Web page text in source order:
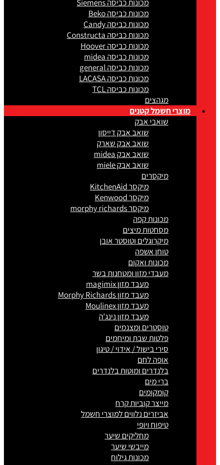
מכונות כביסה Siemens
מכונות כביסה Beko
מכונות כביסה Candy
מכונות כביסה Constructa
מכונות כביסה Hoover
מכונות כביסה midea
מכונות כביסה general
מכונות כביסה LACASA
מכונות כביסה TCL
מגהצים
מוצרי חשמל קטנים
שואבי אבק
שואב אבק דייסון
שואב אבק שארק
שואב אבק midea
שואב אבק miele
מיקסרים
מיקסר KitchenAid
מיקסר Kenwood
מיקסר morphy richards
מכונות קפה
מסחטות מיצים
מיקרוגלים וטוסטר אובן
טוחן אשפה
מכונות ואקום
מעבדי מזון ומטחנות בשר
מעבד מזון magimix
מעבד מזון Morphy Richards
מעבד מזון Moulinex
מעבד מזון נינג'ה
טוסטרים ומצנמים
פלטות שבת ומיחמים
סירי בישול / אידוי / טיגון
אופה לחם
בלנדרים ומוטות בלנדרים
ברי מים
קומקומים
מייצר קוביות קרח
אביזרים נלווים למוצרי חשמל
טיפוח ויופי
מחליקים שיער
מייבשי שיער
מכונות גילוח